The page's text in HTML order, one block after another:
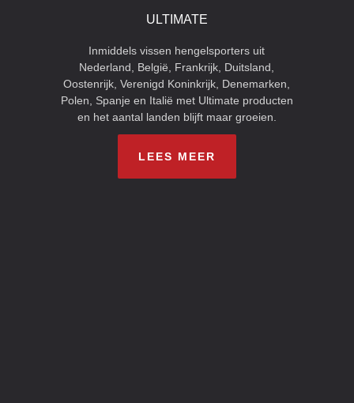
ULTIMATE
Inmiddels vissen hengelsporters uit
Nederland, België, Frankrijk, Duitsland,
Oostenrijk, Verenigd Koninkrijk, Denemarken,
Polen, Spanje en Italië met Ultimate producten
en het aantal landen blijft maar groeien.
LEES MEER